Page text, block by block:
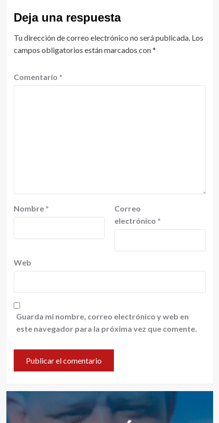
Deja una respuesta
Tu dirección de correo electrónico no será publicada. Los
campos obligatorios están marcados con*
Comentario *
Nombre *
Correo
electrónico *
Web
Guarda mi nombre, correo electrónico y web en
este navegador para la próxima vez que comente.